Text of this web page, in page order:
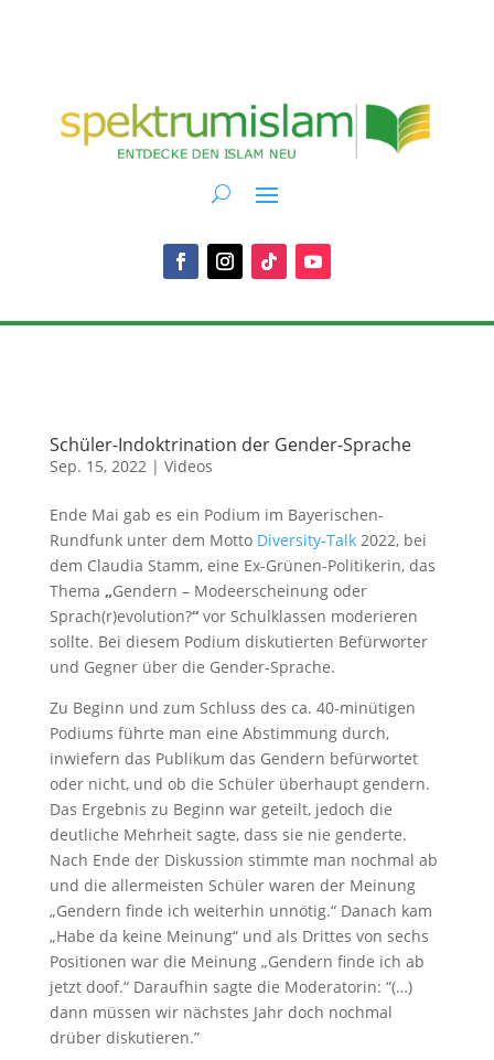
Schüler-Indoktrination der Gender-Sprache
Sep. 15, 2022| Videos
Ende Mai gab es ein Podium im Bayerischen-
Rundfunk unter dem Motto Diversity-Talk2022, bei
dem Claudia Stamm, eine Ex-Grünen-Politikerin, das
Thema „Gendern – Modeerscheinung oder
Sprach(r)evolution?“vor Schulklassen moderieren
sollte. Bei diesem Podium diskutierten Befürworter
und Gegner über die Gender-Sprache.
Zu Beginn und zum Schluss des ca. 40-minütigen
Podiums führte man eine Abstimmung durch,
inwiefern das Publikum das Gendern befürwortet
oder nicht, und ob die Schüler überhaupt gendern.
Das Ergebnis zu Beginn war geteilt, jedoch die
deutliche Mehrheit sagte, dass sie nie genderte.
Nach Ende der Diskussion stimmte man nochmal ab
und die allermeisten Schüler waren der Meinung
„Gendern finde ich weiterhin unnötig.“ Danach kam
„Habe da keine Meinung“ und als Drittes von sechs
Positionen war die Meinung „Gendern finde ich ab
jetzt doof.“ Daraufhin sagte die Moderatorin: “(…)
dann müssen wir nächstes Jahr doch nochmal
drüber diskutieren.”